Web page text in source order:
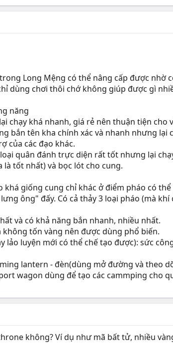
Long Mệng có thể nâng cấp được
dùng chơi thôi chớ không giúp được gì
năng
chạy khá nhanh, giá rẻ nên thuận tiện cho
bắn tên kha chính xác và nhanh nhưng
của các đạo khác.
quân đánh trực diện rất tốt nhưng lại
tốt nhất) và bọc lót cho cung.
khá giống cung chỉ khác ở điểm pháo có
ông" đấy. Có cả thảy 3 loại pháo (mà
và có khả năng bắn nhanh, nhiều nhất.
tốn vàng nên được dùng phổ biến.
lảo luyện mới có thể chế tạo được): sức
lantern - đèn(dùng mở đường và theo
wagon dùng để tạo các cammping cho
không? Ví dụ như mã bất tử, nhiều